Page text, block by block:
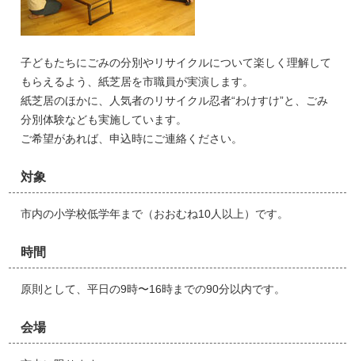
子どもたちにごみの分別やリサイクルについて楽しく理解して
もらえるよう、紙芝居を市職員が実演します。
紙芝居のほかに、人気者のリサイクル忍者“わけすけ”と、ごみ
分別体験なども実施しています。
ご希望があれば、申込時にご連絡ください。
対象
市内の小学校低学年まで（おおむね10人以上）です。
時間
原則として、平日の9時〜16時までの90分以内です。
会場